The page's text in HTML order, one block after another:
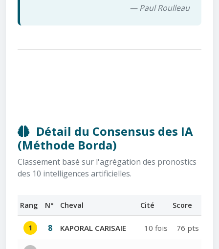
— Paul Roulleau
Détail du Consensus des IA
(Méthode Borda)
Classement basé sur l'agrégation des pronostics
des 10 intelligences artificielles.
Rang N° Cheval Cité Score
1 8 KAPORAL CARISAIE 10 fois 76 pts